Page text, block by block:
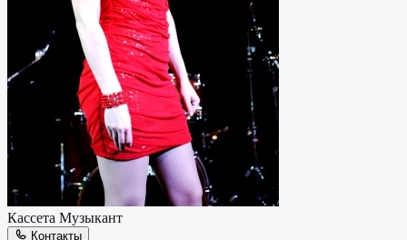
Кассета Музыкант
Контакты